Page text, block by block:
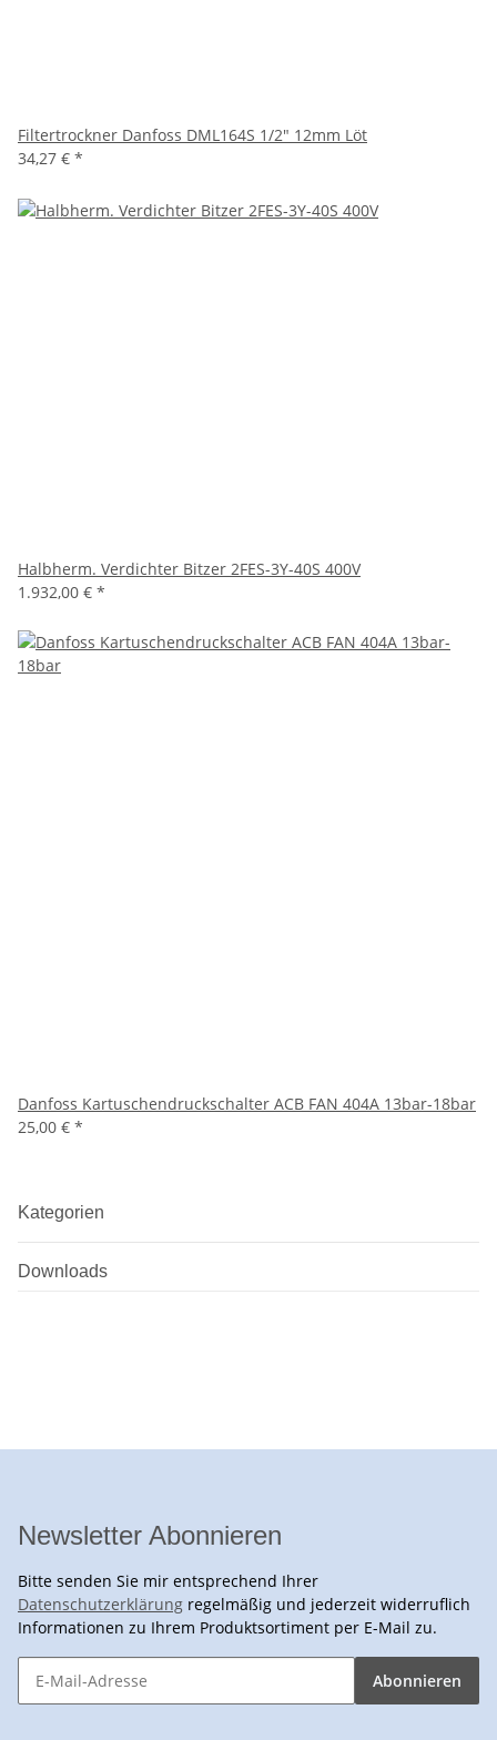
Filtertrockner Danfoss DML164S 1/2" 12mm Löt
34,27 € *
Halbherm. Verdichter Bitzer 2FES-3Y-40S 400V
1.932,00 € *
Danfoss Kartuschendruckschalter ACB FAN 404A 13bar-18bar
25,00 € *
Kategorien
Downloads
Newsletter Abonnieren
Bitte senden Sie mir entsprechend Ihrer
Datenschutzerklärung regelmäßig und jederzeit widerruflich
Informationen zu Ihrem Produktsortiment per E-Mail zu.
Abonnieren